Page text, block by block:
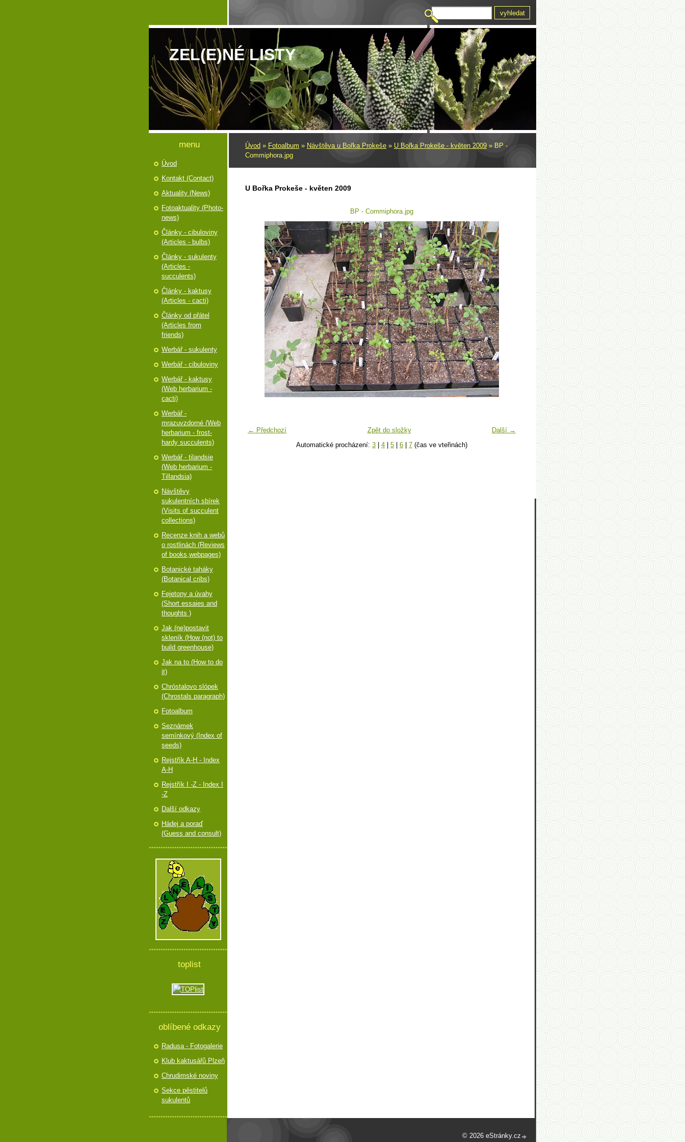
ZEL(E)NÉ LISTY
Úvod » Fotoalbum » Návštěva u Bořka Prokeše » U Bořka Prokeše - květen 2009 » BP -
Commiphora.jpg
U Bořka Prokeše - květen 2009
BP - Commiphora.jpg
← Předchozí Další →
Zpět do složky
Automatické procházení: 3 4 5 6 7 (čas ve vteřinách)
menu
Úvod
Kontakt (Contact)
Aktuality (News)
Fotoaktuality (Photo-
news)
Články - cibuloviny
(Articles - bulbs)
Články - sukulenty
(Articles -
succulents)
Články - kaktusy
(Articles - cacti)
Články od přátel
(Articles from
friends)
Werbář - sukulenty
Werbář - cibuloviny
Werbář - kaktusy
(Web herbarium -
cacti)
Werbář -
mrazuvzdorné (Web
herbarium - frost-
hardy succulents)
Werbář - tilandsie
(Web herbarium -
Tillandsia)
Návštěvy
sukulentních sbírek
(Visits of succulent
collections)
Recenze knih a webů
o rostlinách (Reviews
of books,webpages)
Botanické taháky
(Botanical cribs)
Fejetony a úvahy
(Short essaies and
thoughts )
Jak (ne)postavit
skleník (How (not) to
build greenhouse)
Jak na to (How to do
it)
Chróstalovo slópek
(Chrostals paragraph)
Fotoalbum
Seznámek
semínkový (Index of
seeds)
Rejstřík A-H - Index
A-H
Rejstřík I -Z - Index I
-Z
Další odkazy
Hádej a poraď
(Guess and consult)
toplist
oblíbené odkazy
Radusa - Fotogalerie
Klub kaktusářů Plzeň
Chrudimské noviny
Sekce pěstitelů
sukulentů
© 2026 eStránky.cz